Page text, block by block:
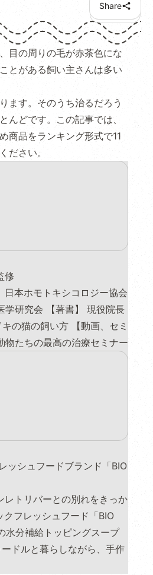
Share
目の周りの毛が赤茶色にな
とがある飼い主さんは多い
ます。そのうち治るだろう
んどです。この記事では、
商品をランキング形式で11
ださい。
修
日本ホモトキシコロジー協会
学研究会 【著書】 現役院長
の猫の飼い方 【動画、セミ
たちの最高の治療セミナー
ッシュフードブランド「BIO
レトリバーとの別れをきっか
フレッシュフード「BIO
水分補給トッピングスープ
ドルと暮らしながら、手作